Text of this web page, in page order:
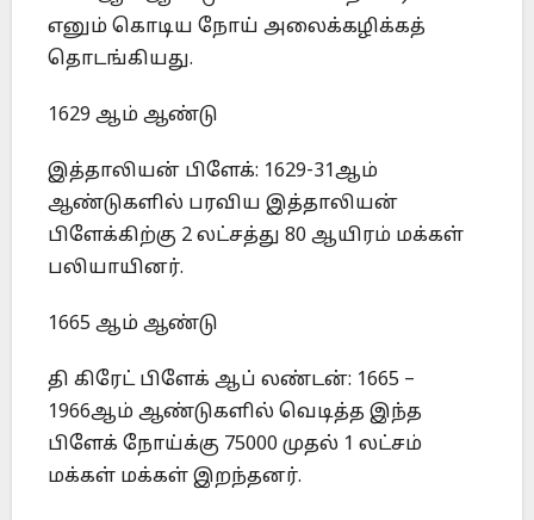
எனும் கொடிய நோய் அலைக்கழிக்கத்
தொடங்கியது.
1629 ஆம் ஆண்டு
இத்தாலியன் பிளேக்: 1629-31ஆம்
ஆண்டுகளில் பரவிய இத்தாலியன்
பிளேக்கிற்கு 2 லட்சத்து 80 ஆயிரம் மக்கள்
பலியாயினர்.
1665 ஆம் ஆண்டு
தி கிரேட் பிளேக் ஆப் லண்டன்: 1665 –
1966ஆம் ஆண்டுகளில் வெடித்த இந்த
பிளேக் நோய்க்கு 75000 முதல் 1 லட்சம்
மக்கள் மக்கள் இறந்தனர்.